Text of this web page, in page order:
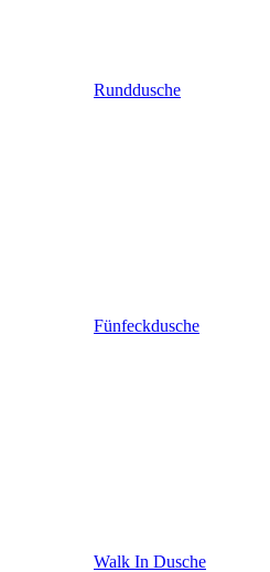
Runddusche
Fünfeckdusche
Walk In Dusche